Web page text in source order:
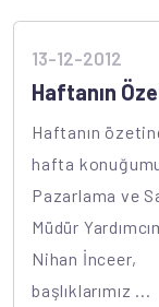
13-12-2012
Haftanın
Haftanın
hafta
Pazarlama ve
Müdür
Nihan İnceer,
başlıklarımız ...